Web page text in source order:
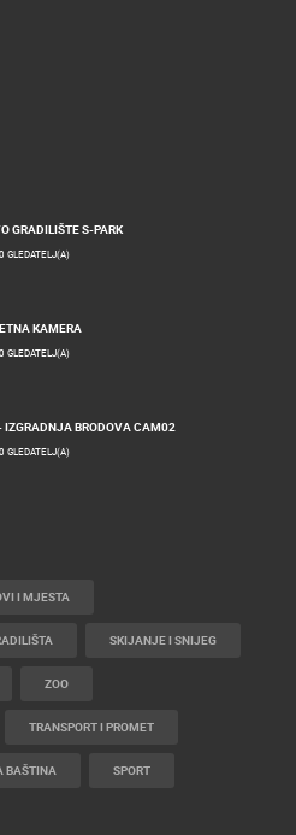
GRADILIŠTE S-PARK
0 GLEDATELJ(A)
KAMERA
0 GLEDATELJ(A)
IZGRADNJA BRODOVA CAM02
0 GLEDATELJ(A)
I MJESTA
SKIJANJE I SNIJEG
ZOO
TRANSPORT I PROMET
BAŠTINA SPORT